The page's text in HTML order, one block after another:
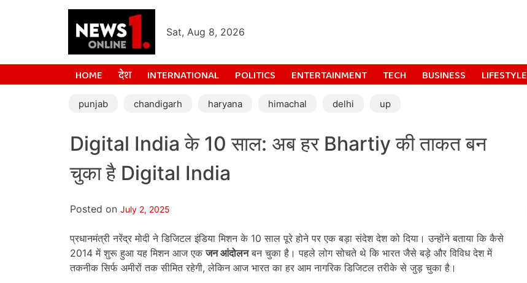
Sat, Aug 8, 2026
HOME देश INTERNATIONAL POLITICS ENTERTAINMENT TECH BUSINESS LIFESTYLE
punjab chandigarh haryana himachal delhi up
Digital India के 10 साल: अब हर Bhartiy की ताकत बन
चुका है Digital India
Posted on July 2, 2025
प्रधानमंत्री नरेंद्र मोदी ने डिजिटल इंडिया मिशन के 10 साल पूरे होने पर एक बड़ा संदेश देश को दिया। उन्होंने बताया कि कैसे
2014 में शुरू हुआ यह मिशन आज एकजन आंदोलनबन चुका है। पहले लोग सोचते थे कि भारत जैसे बड़े और विविध देश में
तकनीक सिर्फ अमीरों तक सीमित रहेगी, लेकिन आज भारत का हर आम नागरिक डिजिटल तरीके से जुड़ चुका है।